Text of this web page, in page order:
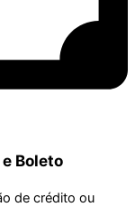
Boleto
de crédito ou